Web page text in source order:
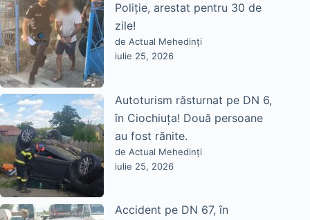
Poliție, arestat pentru 30 de
zile!
de Actual Mehedinți
iulie 25, 2026
Autoturism răsturnat pe DN 6,
în Ciochiuța! Două persoane
au fost rănite.
de Actual Mehedinți
iulie 25, 2026
Accident pe DN 67, în